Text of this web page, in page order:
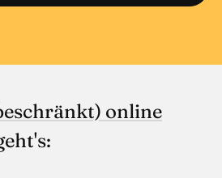
online